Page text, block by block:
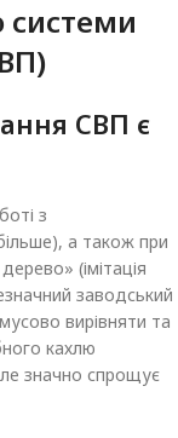
системи
СВП є
з
а також при
(імітація
заводський
вирівняти та
кахлю
значно спрощує